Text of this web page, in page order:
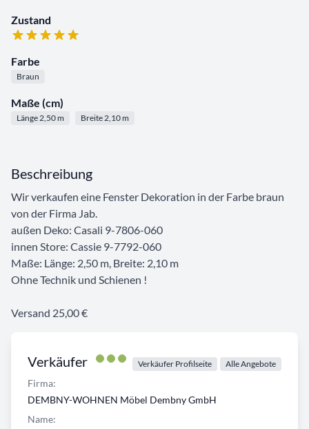
Zustand
Farbe
Braun
Maße (cm)
Länge 2,50 m Breite 2,10 m
Verkäufer Verkäufer Profilseite Alle Angebote
Firma:
DEMBNY-WOHNEN Möbel Dembny GmbH
Name:
Beschreibung
Wir verkaufen eine Fenster Dekoration in der Farbe braun
von der Firma Jab.
außen Deko: Casali 9-7806-060
innen Store: Cassie 9-7792-060
Maße: Länge: 2,50 m, Breite: 2,10 m
Ohne Technik und Schienen !
Versand 25,00 €